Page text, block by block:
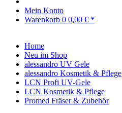
Mein Konto
Warenkorb 0 0,00 € *
Home
Neu im Shop
alessandro UV Gele
alessandro Kosmetik & Pflege
LCN Profi UV-Gele
LCN Kosmetik & Pflege
Promed Fräser & Zubehör